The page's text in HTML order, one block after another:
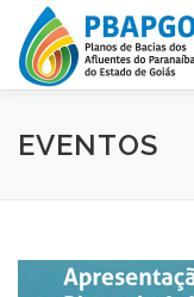
para
conteúdo
QUEM SOMOS
EVENTOS